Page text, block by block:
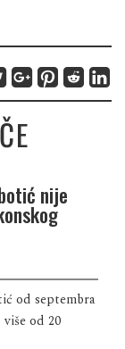
nije
od septembra
od 20